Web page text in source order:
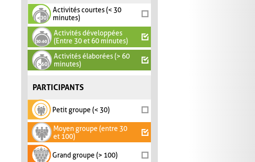
Activités courtes (< 30
minutes)
Activités développées
(Entre 30 et 60 minutes)
Activités élaborées (> 60
minutes)
PARTICIPANTS
Petit groupe (< 30)
Moyen groupe (entre 30
et 100)
Grand groupe (> 100)